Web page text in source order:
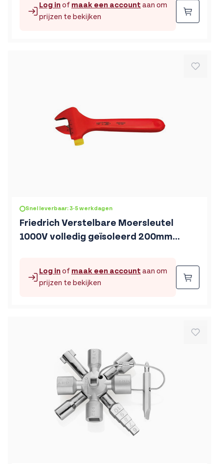
Log inof maak een account aan om
prijzen te bekijken
Snel leverbaar: 3-5 werkdagen
Friedrich Verstelbare Moersleutel
1000V volledig geïsoleerd 200mm
Log inof maak een account aan om
prijzen te bekijken